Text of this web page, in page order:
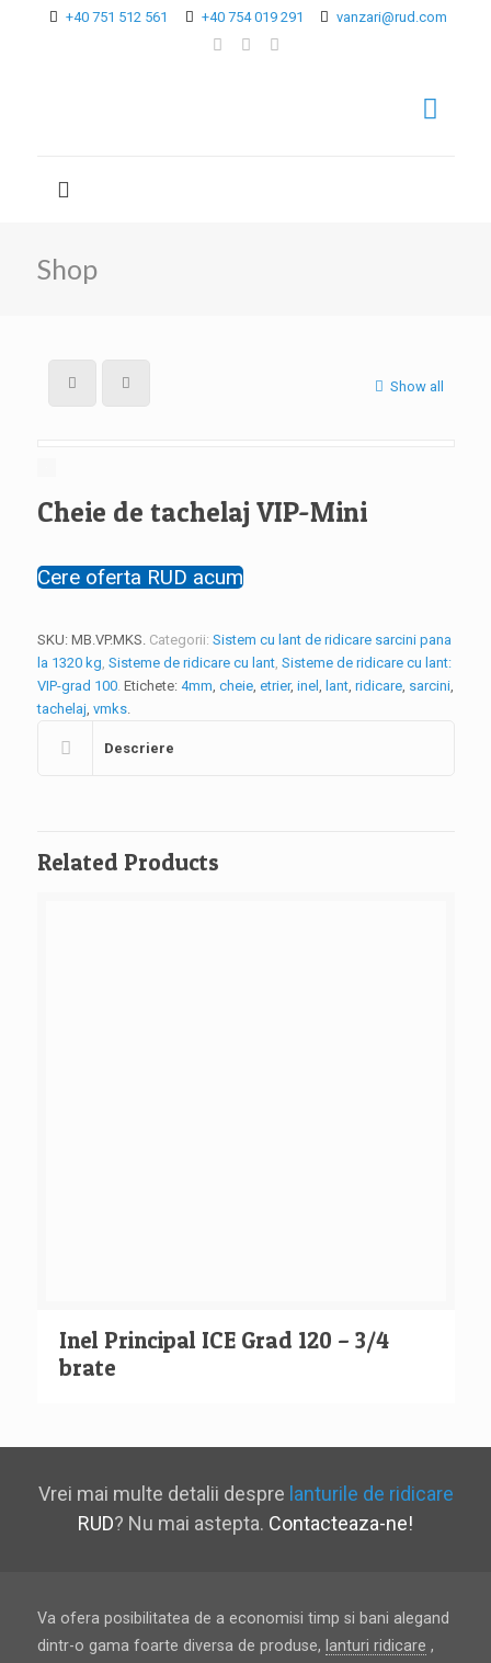
+40 751 512 561 +40 754 019 291 vanzari@rud.com
Shop
Show all
Cheie de tachelaj VIP-Mini
Cere oferta RUD acum
SKU: MB.VP.MKS. Categorii: Sistem cu lant de ridicare sarcini pana
la 1320 kg, Sisteme de ridicare cu lant, Sisteme de ridicare cu lant:
VIP-grad 100. Etichete: 4mm, cheie, etrier, inel , lant, ridicare, sarcini,
tachelaj, vmks.
Descriere
Related Products
Inel Principal ICE Grad 120 – 3/4
brate
Vrei mai multe detalii despre lanturile de ridicare
RUD? Nu mai astepta. Contacteaza-ne!
Va ofera posibilitatea de a economisi timp si bani alegand
dintr-o gama foarte diversa de produse, lanturi ridicare ,